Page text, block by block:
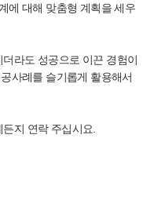
에 대해 맞춤형 계획을 세우
라도 성공으로 이끈 경험이
사례를 슬기롭게 활용해서
지 연락 주십시요.